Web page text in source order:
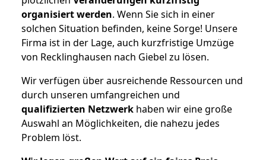
organisiert werden. Wenn Sie sich in einer
solchen Situation befinden, keine Sorge! Unsere
Firma ist in der Lage, auch kurzfristige Umzüge
von Recklinghausen nach Giebel zu lösen.
Wir verfügen über ausreichende Ressourcen und
durch unseren umfangreichen und
qualifizierten Netzwerk haben wir eine große
Auswahl an Möglichkeiten, die nahezu jedes
Problem löst.